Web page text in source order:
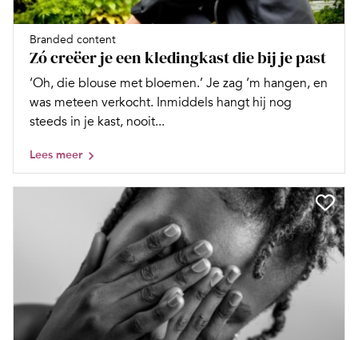
Branded content
Zó creëer je een kledingkast die bij je past
‘Oh, die blouse met bloemen.’ Je zag ‘m hangen, en
was meteen verkocht. Inmiddels hangt hij nog
steeds in je kast, nooit...
Lees meer